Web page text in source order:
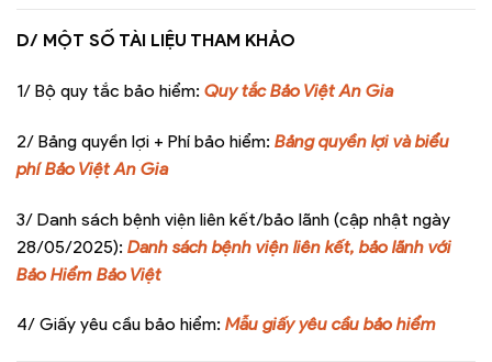
D/ MỘT SỐ TÀI LIỆU THAM KHẢO
1/ Bộ quy tắc bảo hiểm: Quy tắc Bảo Việt An Gia
2/ Bảng quyền lợi + Phí bảo hiểm: Bảng quyền lợi và biểu
phí Bảo Việt An Gia
3/ Danh sách bệnh viện liên kết/bảo lãnh (cập nhật ngày
28/05/2025): Danh sách bệnh viện liên kết, bảo lãnh với
Bảo Hiểm Bảo Việt
4/ Giấy yêu cầu bảo hiểm: Mẫu giấy yêu cầu bảo hiểm